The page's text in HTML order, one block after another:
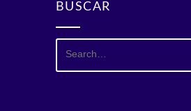
BUSCAR
Search